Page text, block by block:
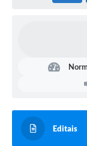
Editais